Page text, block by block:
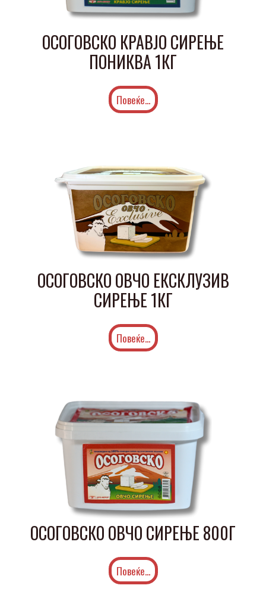
ОСОГОВСКО КРАВЈО СИРЕЊЕ
ПОНИКВА 1КГ
Повеќе...
ОСОГОВСКО ОВЧО ЕКСКЛУЗИВ
СИРЕЊЕ 1КГ
Повеќе...
ОСОГОВСКО ОВЧО СИРЕЊЕ 800Г
Повеќе...